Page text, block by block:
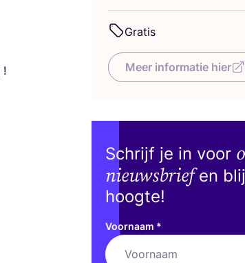
!
Gra­tis
Meer informatie hier
Schrijf je in voor
nieuwsbriefen
hoogte!
Voornaam *